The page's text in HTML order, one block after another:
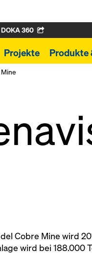
DOKA 360
Projekte Produkte
Cobre Mine wird
wird bei 188.000